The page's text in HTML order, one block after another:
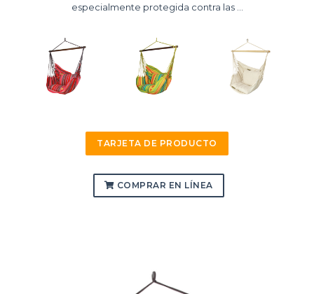
especialmente protegida contra las ...
TARJETA DE PRODUCTO
COMPRAR EN LÍNEA